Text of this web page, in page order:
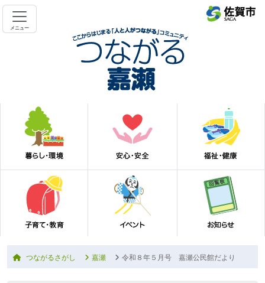
メニュー
つながるさがし 嘉瀬 令和８年５月号 嘉瀬公民館だより